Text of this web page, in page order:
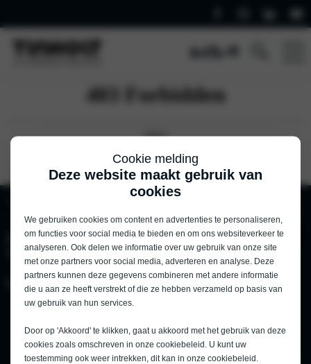
Cookie melding
Deze website maakt gebruik van
cookies
We gebruiken cookies om content en advertenties te personaliseren,
om functies voor social media te bieden en om ons websiteverkeer te
analyseren. Ook delen we informatie over uw gebruik van onze site
met onze partners voor social media, adverteren en analyse. Deze
partners kunnen deze gegevens combineren met andere informatie
die u aan ze heeft verstrekt of die ze hebben verzameld op basis van
uw gebruik van hun services.
Door op 'Akkoord' te klikken, gaat u akkoord met het gebruik van deze
cookies zoals omschreven in onze cookiebeleid . U kunt uw
toestemming ook weer intrekken, dit kan in onze cookiebeleid
Automobielbedrijf
Tinholt
Acties
Vestiging
Automobielbedrijf